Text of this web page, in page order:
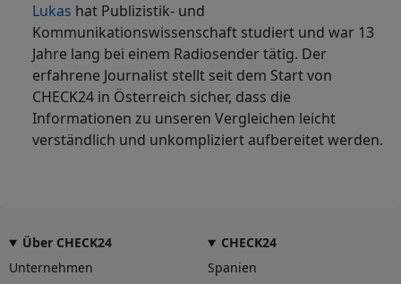
Lukas hat Publizistik- und
Kommunikationswissenschaft studiert und war 13
Jahre lang bei einem Radiosender tätig. Der
erfahrene Journalist stellt seit dem Start von
CHECK24 in Österreich sicher, dass die
Informationen zu unseren Vergleichen leicht
verständlich und unkompliziert aufbereitet werden.
Über CHECK24
Unternehmen
CHECK24
Spanien